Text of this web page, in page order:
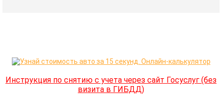
Инструкция по снятию с учета через сайт Госуслуг (без
визита в ГИБДД)